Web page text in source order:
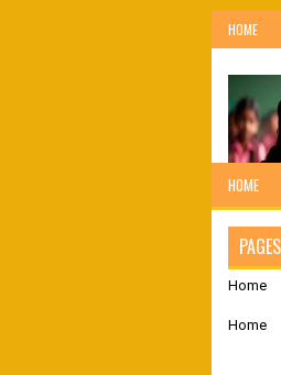
HOME
HOME
PAGES
Home
Home